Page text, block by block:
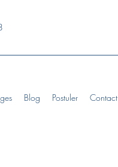
Blog Postuler Contact